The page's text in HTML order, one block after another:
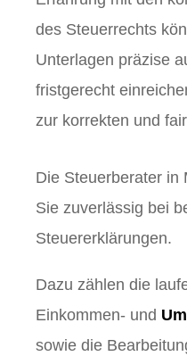
des Steuerrechts
Unterlagen präzise
fristgerecht
zur korrekten und
Die Steuerberater in
Sie zuverlässig bei
Steuererklärungen.
Dazu zählen die
Einkommen- und
sowie die